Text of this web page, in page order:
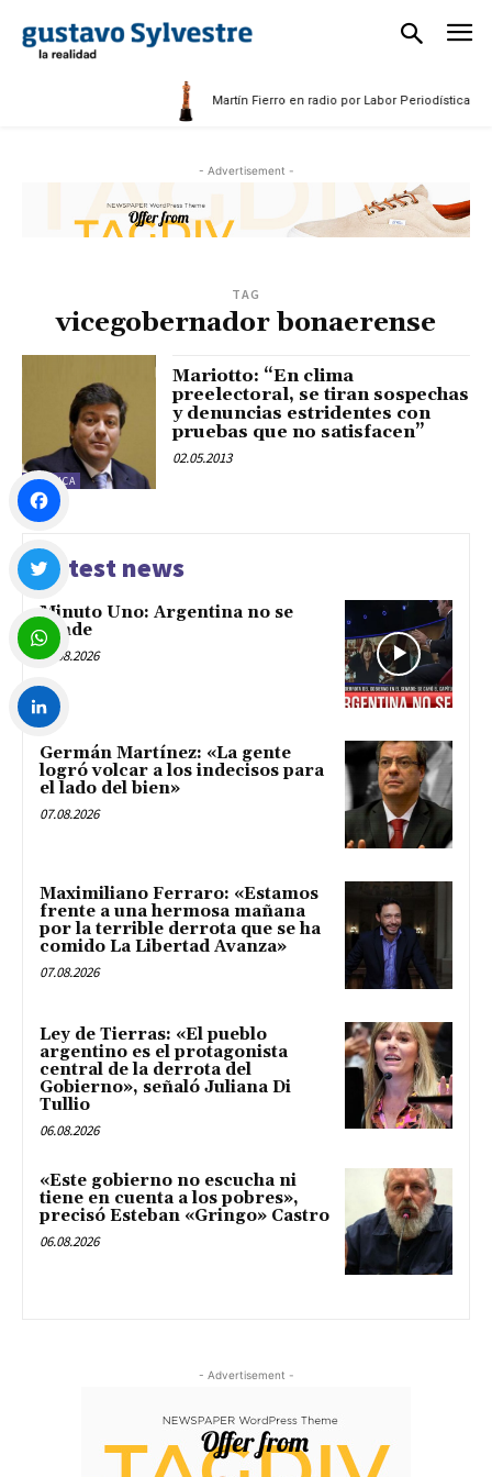
Martín Fierro en radio por Labor Periodística
- Advertisement -
TAG
vicegobernador bonaerense
POLÍTICA
Mariotto: “En clima
preelectoral, se tiran sospechas
y denuncias estridentes con
pruebas que no satisfacen”
02.05.2013
Latest news
Minuto Uno: Argentina no se
vende
07.08.2026
Germán Martínez: «La gente
logró volcar a los indecisos para
el lado del bien»
07.08.2026
Maximiliano Ferraro: «Estamos
frente a una hermosa mañana
por la terrible derrota que se ha
comido La Libertad Avanza»
07.08.2026
Ley de Tierras: «El pueblo
argentino es el protagonista
central de la derrota del
Gobierno», señaló Juliana Di
Tullio
06.08.2026
«Este gobierno no escucha ni
tiene en cuenta a los pobres»,
precisó Esteban «Gringo» Castro
06.08.2026
- Advertisement -
Facebook
Twitter
WhatsApp
LinkedIn